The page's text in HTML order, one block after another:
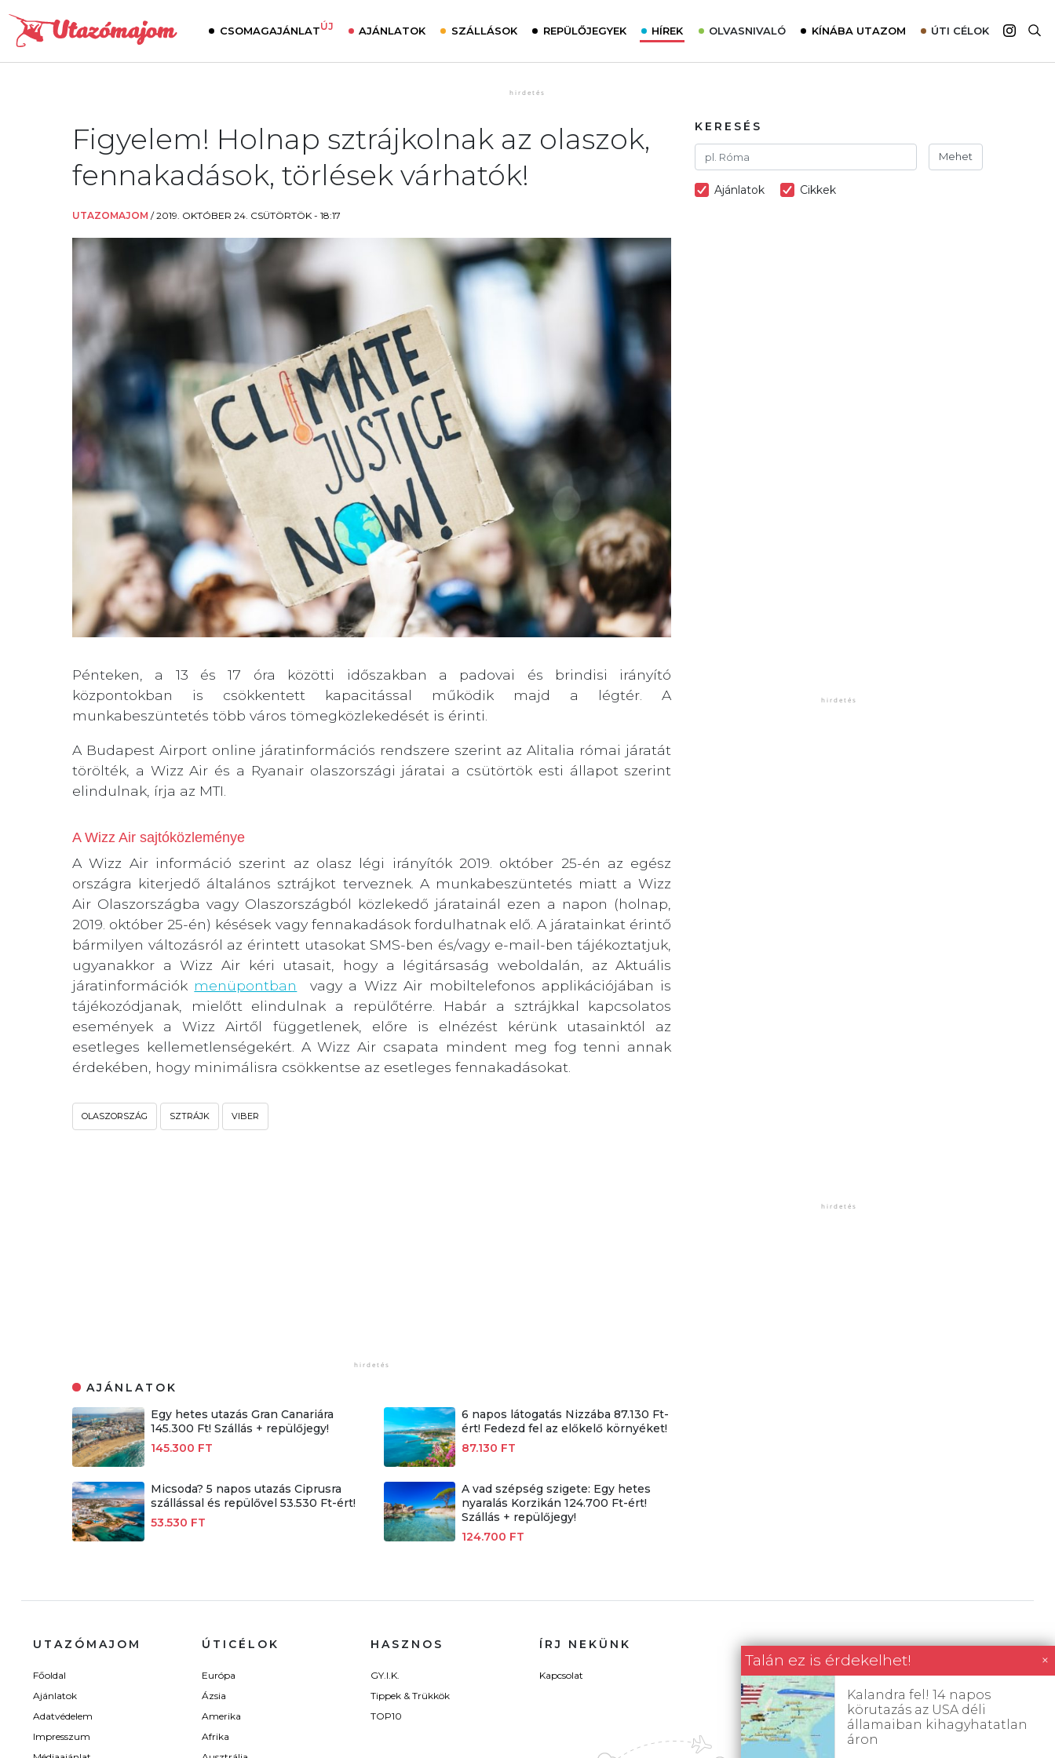
CSOMAGAJÁNLATÚJ AJÁNLATOK SZÁLLÁSOK REPÜLŐJEGYEK HÍREK OLVASNIVALÓ
Interjú
Élménybeszámolók
KÍNÁBA UTAZOM ÚTI CÉLOK
Ausztrália
Figyelem! Holnap sztrájkolnak az olaszok,
fennakadások, törlések várhatók!
UTAZOMAJOM /2019. OKTÓBER 24. CSÜTÖRTÖK - 18:17
Pénteken, a 13 és 17 óra közötti időszakban a padovai és brindisi irányító
központokban is csökkentett kapacitással működik majd a légtér. A
munkabeszüntetés több város tömegközlekedését is érinti.
A Budapest Airport online járatinformációs rendszere szerint az Alitalia római járatát
törölték, a Wizz Air és a Ryanair olaszországi járatai a csütörtök esti állapot szerint
elindulnak, írja az MTI.
A Wizz Air sajtóközleménye
A Wizz Air információ szerint az olasz légi irányítók 2019. október 25-én az egész
országra kiterjedő általános sztrájkot terveznek. A munkabeszüntetés miatt a Wizz
Air Olaszországba vagy Olaszországból közlekedő járatainál ezen a napon (holnap,
2019. október 25-én) késések vagy fennakadások fordulhatnak elő. A járatainkat érintő
bármilyen változásról az érintett utasokat SMS-ben és/vagy e-mail-ben tájékoztatjuk,
ugyanakkor a Wizz Air kéri utasait, hogy a légitársaság weboldalán, az Aktuális
járatinformációk menüpontban
vagy a Wizz Air mobiltelefonos applikációjában is
tájékozódjanak, mielőtt elindulnak a repülőtérre. Habár a sztrájkkal kapcsolatos
események a Wizz Airtől függetlenek, előre is elnézést kérünk utasainktól az
esetleges kellemetlenségekért. A Wizz Air csapata mindent meg fog tenni annak
érdekében, hogy minimálisra csökkentse az esetleges fennakadásokat.
Talán ez is érdekelhet! ×
Kalandra fel! 14 napos
körutazás az USA déli
államaiban kihagyhatatlan
áron
OLASZORSZÁG SZTRÁJK VIBER
AJÁNLATOK
Egy hetes utazás Gran Canariára
145.300 Ft! Szállás + repülőjegy!
145.300 FT
6 napos látogatás Nizzába 87.130 Ft-
ért! Fedezd fel az előkelő környéket!
87.130 FT
Micsoda? 5 napos utazás Ciprusra
szállással és repülővel 53.530 Ft-ért!
53.530 FT
A vad szépség szigete: Egy hetes
nyaralás Korzikán 124.700 Ft-ért!
Szállás + repülőjegy!
124.700 FT
KERESÉS
Mehet
Ajánlatok Cikkek
UTAZÓMAJOM
Főoldal
Ajánlatok
Adatvédelem
Impresszum
ÚTICÉLOK
Európa
Ázsia
Amerika
Afrika
HASZNOS
GY.I.K.
Tippek & Trükkök
TOP10
ÍRJ NEKÜNK
Kapcsolat